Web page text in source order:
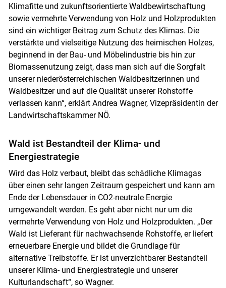
Klimafitte und zukunftsorientierte Waldbewirtschaftung
sowie vermehrte Verwendung von Holz und Holzprodukten
sind ein wichtiger Beitrag zum Schutz des Klimas. Die
verstärkte und vielseitige Nutzung des heimischen Holzes,
beginnend in der Bau- und Möbelindustrie bis hin zur
Biomassenutzung zeigt, dass man sich auf die Sorgfalt
unserer niederösterreichischen Waldbesitzerinnen und
Waldbesitzer und auf die Qualität unserer Rohstoffe
verlassen kann“, erklärt Andrea Wagner, Vizepräsidentin der
Landwirtschaftskammer NÖ.
Wald ist Bestandteil der Klima- und
Energiestrategie
Wird das Holz verbaut, bleibt das schädliche Klimagas
über einen sehr langen Zeitraum gespeichert und kann am
Ende der Lebensdauer in CO2-neutrale Energie
umgewandelt werden. Es geht aber nicht nur um die
vermehrte Verwendung von Holz und Holzprodukten. „Der
Wald ist Lieferant für nachwachsende Rohstoffe, er liefert
erneuerbare Energie und bildet die Grundlage für
alternative Treibstoffe. Er ist unverzichtbarer Bestandteil
unserer Klima- und Energiestrategie und unserer
Kulturlandschaft“, so Wagner.